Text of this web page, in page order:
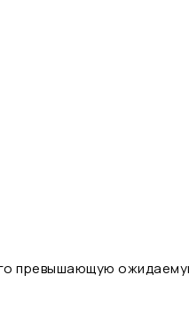
превышающую